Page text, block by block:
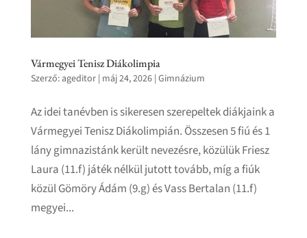
Vármegyei Tenisz Diákolimpia
Szerző:ageditor| máj 24, 2026| Gimnázium
Az idei tanévben is sikeresen szerepeltek diákjaink a
Vármegyei Tenisz Diákolimpián. Összesen 5 fiú és 1
lány gimnazistánk került nevezésre, közülük Friesz
Laura (11.f) játék nélkül jutott tovább, míg a fiúk
közül Gömöry Ádám (9.g) és Vass Bertalan (11.f)
megyei...